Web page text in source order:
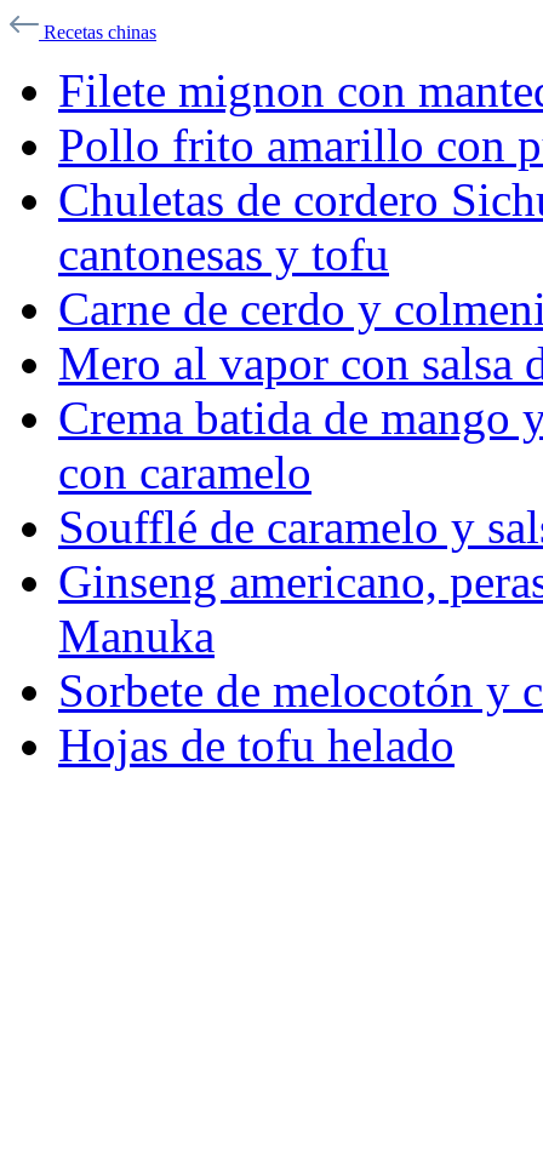
Recetas chinas
Filete mignon con
Pollo frito amarillo con
Chuletas de cordero
cantonesas y tofu
Carne de cerdo y
Mero al vapor con salsa
Crema batida de mango
con caramelo
Soufflé de caramelo y
Ginseng americano,
Manuka
Sorbete de melocotón y
Hojas de tofu helado